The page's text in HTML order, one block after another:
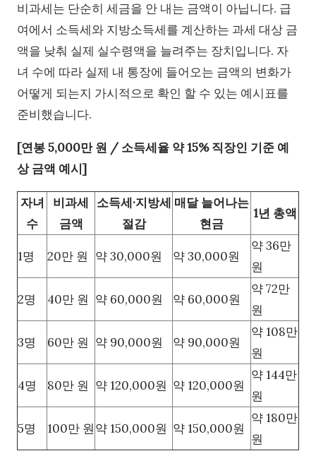
비과세는 단순히 세금을 안 내는 금액이 아닙니다. 급
여에서 소득세와 지방소득세를 계산하는 과세 대상 금
액을 낮춰 실제 실수령액을 늘려주는 장치입니다. 자
녀 수에 따라 실제 내 통장에 들어오는 금액의 변화가
어떻게 되는지 가시적으로 확인 할 수 있는 예시표를
준비했습니다.
[연봉 5,000만 원 / 소득세율 약 15% 직장인 기준 예
상 금액 예시]
자녀
수
비과세
금액
소득세·지방세
절감
매달 늘어나는
현금
1년 총액
1명 20만 원 약 30,000원 약 30,000원
약 36만
원
2명 40만 원 약 60,000원 약 60,000원
약 72만
원
3명 60만 원 약 90,000원 약 90,000원
약 108만
원
4명 80만 원 약 120,000원 약 120,000원
약 144만
원
5명 100만 원약 150,000원 약 150,000원
약 180만
원